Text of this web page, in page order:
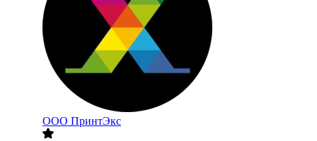
ООО ПринтЭкс